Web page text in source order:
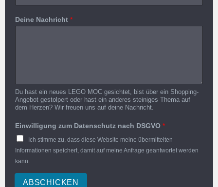
Deine Nachricht *
Du hast ein neues LEGO MOC gesichtet, bist über ein Shopping-
Angebot gestolpert oder hast ein anderes steiniges Thema auf
dem Herzen? Wir freuen uns auf deine Nachricht.
Einwilligung zum Datenschutz nach DSGVO *
Ich stimme zu, dass diese Website meine übermittelten
Informationen speichert, damit auf meine Anfrage geantwortet werden
kann.
ABSCHICKEN